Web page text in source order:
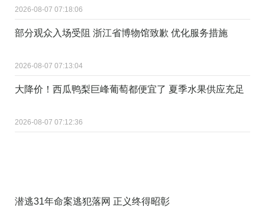
2026-08-07 07:18:06
部分观众入场受阻 浙江省博物馆致歉 优化服务措施
2026-08-07 07:13:04
大降价！西瓜鸭梨巨峰葡萄都便宜了 夏季水果供应充足
2026-08-07 07:12:36
潜逃31年命案逃犯落网 正义终得昭彰